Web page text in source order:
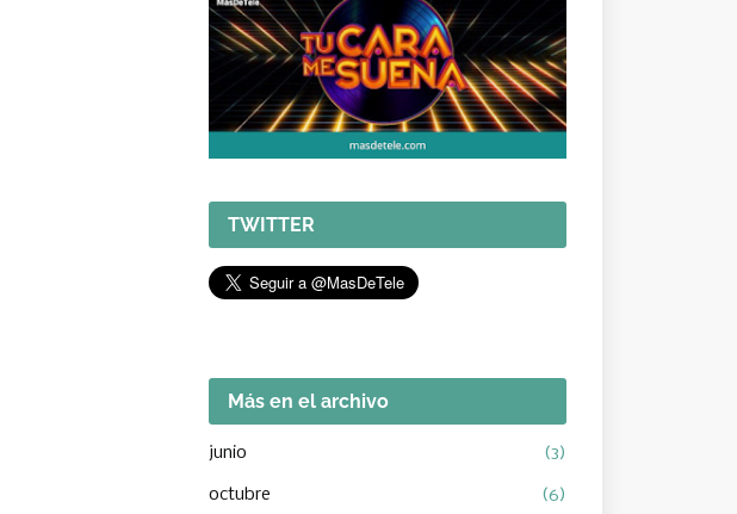
TWITTER
Más en el archivo
junio (3)
octubre (6)